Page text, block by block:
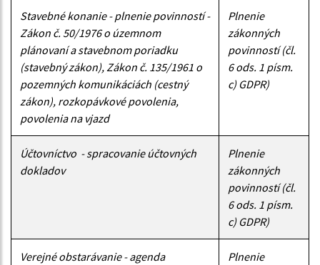
Stavebné konanie - plnenie povinností -
Zákon č. 50/1976 o územnom
plánovaní a stavebnom poriadku
(stavebný zákon), Zákon č. 135/1961 o
pozemných komunikáciách (cestný
zákon), rozkopávkové povolenia,
povolenia na vjazd
Plnenie
zákonných
povinností (čl.
6 ods. 1 písm.
c) GDPR)
Účtovníctvo - spracovanie účtovných
dokladov
Plnenie
zákonných
povinností (čl.
6 ods. 1 písm.
c) GDPR)
Verejné obstarávanie - agenda
Plnenie